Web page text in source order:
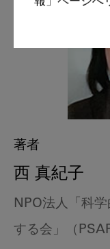
報」ページへ
著者
西 真紀子
NPO法人「科
する会」（